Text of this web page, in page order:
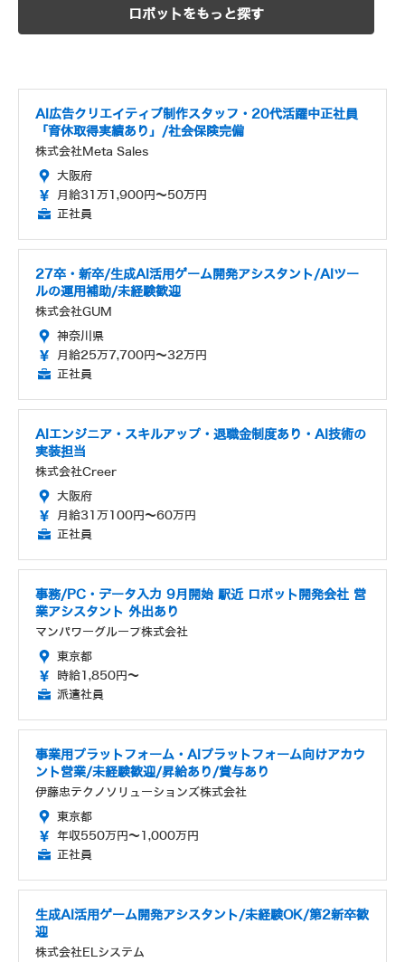
ロボットをもっと探す
AI広告クリエイティブ制作スタッフ・20代活躍中正社員
「育休取得実績あり」/社会保険完備
株式会社Meta Sales
大阪府
月給31万1,900円～50万円
正社員
27卒・新卒/生成AI活用ゲーム開発アシスタント/AIツー
ルの運用補助/未経験歓迎
株式会社GUM
神奈川県
月給25万7,700円～32万円
正社員
AIエンジニア・スキルアップ・退職金制度あり・AI技術の
実装担当
株式会社Creer
大阪府
月給31万100円～60万円
正社員
事務/PC・データ入力 9月開始 駅近 ロボット開発会社 営
業アシスタント 外出あり
マンパワーグループ株式会社
東京都
時給1,850円～
派遣社員
事業用プラットフォーム・AIプラットフォーム向けアカウ
ント営業/未経験歓迎/昇給あり/賞与あり
伊藤忠テクノソリューションズ株式会社
東京都
年収550万円～1,000万円
正社員
生成AI活用ゲーム開発アシスタント/未経験OK/第2新卒歓
迎
株式会社ELシステム